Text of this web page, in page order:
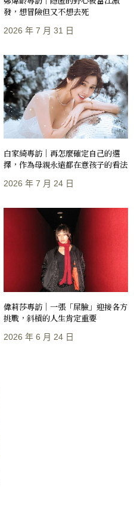
發，想冒險但又不想去死
2026 年 7 月 31 日
白家綺專訪｜再怎麼確定自己的選
擇，作為母親永遠都在意孩子的看法
2026 年 7 月 24 日
偉莉莎專訪｜一張「屎臉」迎接各方
挑戰，斜槓的人生肯定重要
2026 年 6 月 24 日